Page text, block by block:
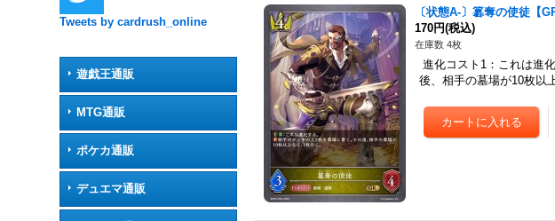
Tweets by cardrush_online
遊戯王通販
MTG通販
ポケカ通販
デュエマ通販
〔状態A-〕簒奪の使徒【
170円(税込)
在庫数 4枚
進化コスト1：これは進
後、相手の墓場が10枚以